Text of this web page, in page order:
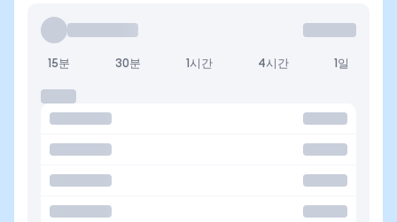
15분 30분 1시간 4시간 1일